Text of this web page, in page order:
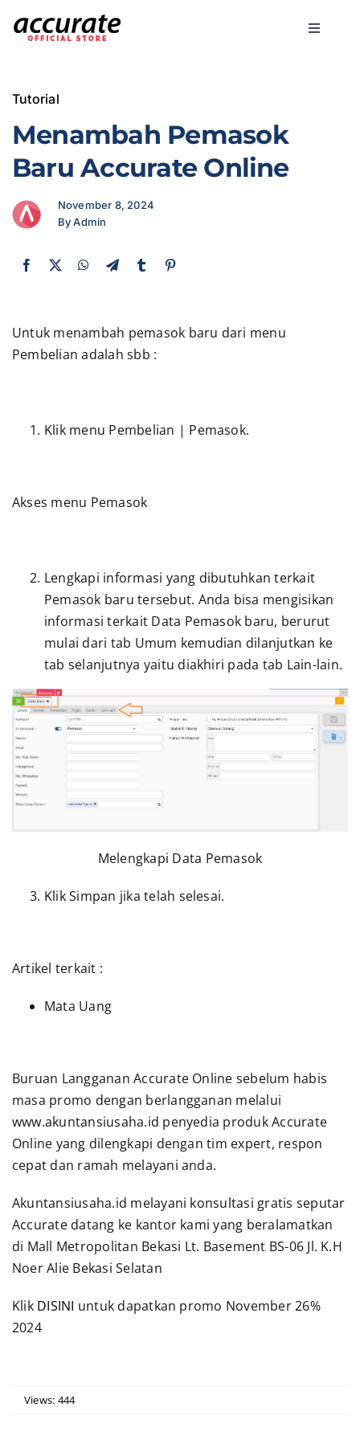
Toggle
Bisnis
Fitur
Harga
Marketing
Blog
Tutorial
Menambah Pemasok
Baru Accurate Online
November 8, 2024
By Admin
Untuk menambah pemasok baru dari menu
Pembelian adalah sbb :
Klik menu Pembelian | Pemasok.
Akses menu Pemasok
Lengkapi informasi yang dibutuhkan terkait
Pemasok baru tersebut. Anda bisa mengisikan
informasi terkait Data Pemasok baru, berurut
mulai dari tab Umum kemudian dilanjutkan ke
tab selanjutnya yaitu diakhiri pada tab Lain-lain.
Melengkapi Data Pemasok
Klik Simpan jika telah selesai.
Artikel terkait :
Mata Uang
Buruan Langganan Accurate Online sebelum habis
masa promo dengan berlangganan melalui
www.akuntansiusaha.id penyedia produk Accurate
Online yang dilengkapi dengan tim expert, respon
cepat dan ramah melayani anda.
Akuntansiusaha.id melayani konsultasi gratis seputar
Accurate datang ke kantor kami yang beralamatkan
di Mall Metropolitan Bekasi Lt. Basement BS-06 Jl. K.H
Noer Alie Bekasi Selatan
Klik DISINI untuk dapatkan promo November 26%
2024
Views: 444